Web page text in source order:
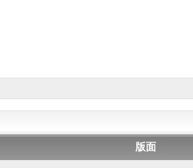
版面